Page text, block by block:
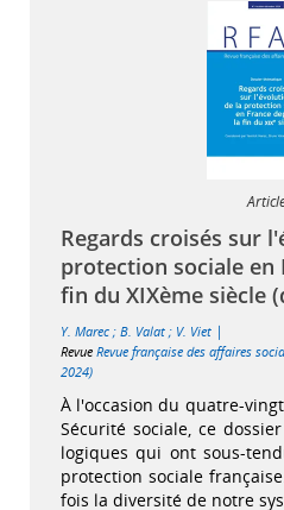
Regards croisés sur
protection sociale en
fin du XIXème siècle
Y. Marec ; B. Valat ; V. Viet |
Revue Revue française des affaires
2024)
À l'occasion du quatre-
Sécurité sociale, ce
logiques qui ont sous-
protection sociale
fois la diversité de notre